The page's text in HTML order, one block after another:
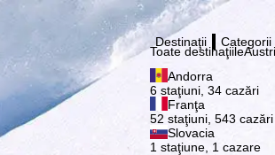
Abonează
Destinaţii
Toate destinaţiile
Andorra
6 staţiuni, 34 cazări
Franţa
52 staţiuni, 543 cazări
Slovacia
1 staţiune, 1 cazare
Categorii